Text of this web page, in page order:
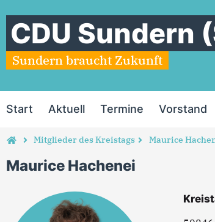
CDU Sundern
Sundern braucht Zukunft
Start Aktuell Termine Vorstand
Mitglieder des Kreistags Maurice
Maurice Hachenei